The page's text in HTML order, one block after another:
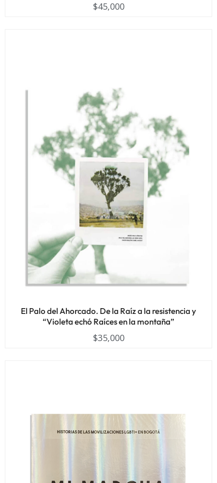
$45,000
El Palo del Ahorcado. De la Raíz a la resistencia y
“Violeta echó Raíces en la montaña”
$35,000